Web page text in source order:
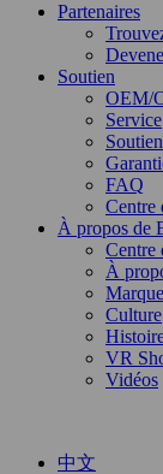
Partenaires
Soutien
OEM/
Service
FAQ
Centre
À propos de
Centre
À
Marque
Culture
VR
Vidéos
中文